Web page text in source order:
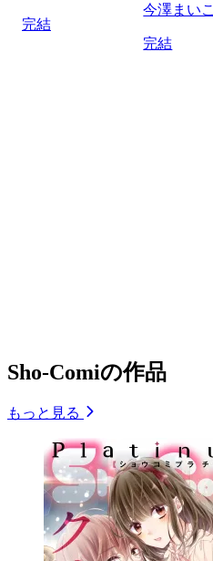
完結
今澤まいこ
完結
Sho-Comiの作品
もっと見る